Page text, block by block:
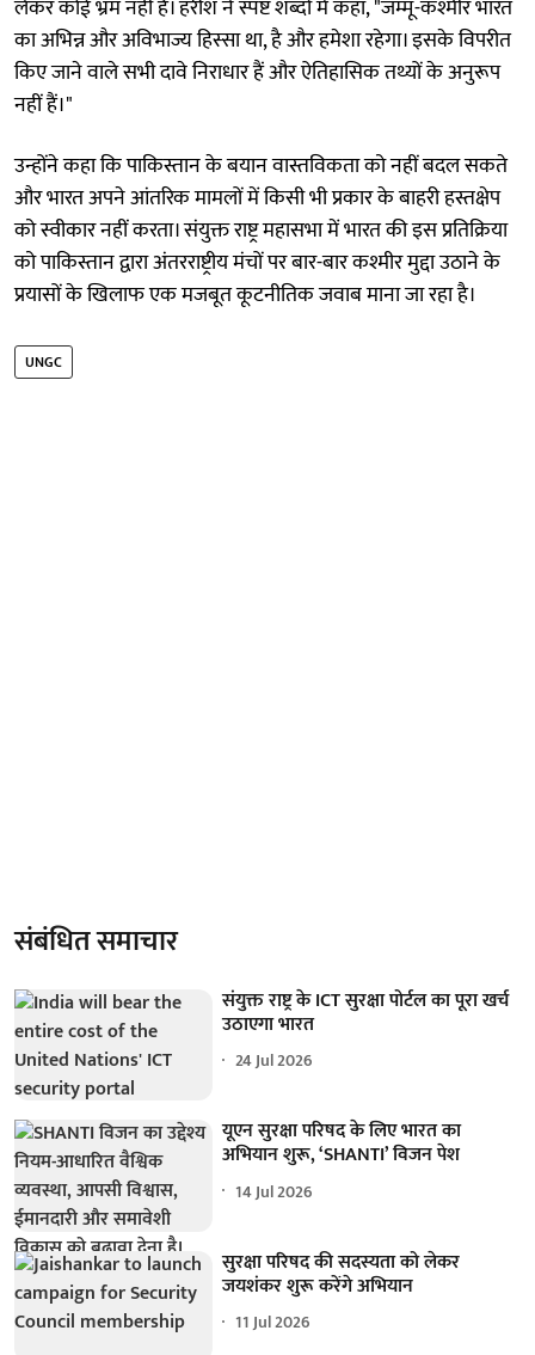
लेकर कोई भ्रम नहीं है। हरीश ने स्पष्ट शब्दों में कहा, "जम्मू-कश्मीर भारत
का अभिन्न और अविभाज्य हिस्सा था, है और हमेशा रहेगा। इसके विपरीत
किए जाने वाले सभी दावे निराधार हैं और ऐतिहासिक तथ्यों के अनुरूप
नहीं हैं।"
उन्होंने कहा कि पाकिस्तान के बयान वास्तविकता को नहीं बदल सकते
और भारत अपने आंतरिक मामलों में किसी भी प्रकार के बाहरी हस्तक्षेप
को स्वीकार नहीं करता। संयुक्त राष्ट्र महासभा में भारत की इस प्रतिक्रिया
को पाकिस्तान द्वारा अंतरराष्ट्रीय मंचों पर बार-बार कश्मीर मुद्दा उठाने के
प्रयासों के खिलाफ एक मजबूत कूटनीतिक जवाब माना जा रहा है।
UNGC
संबंधित समाचार
संयुक्त राष्ट्र के ICT सुरक्षा पोर्टल का पूरा खर्च
उठाएगा भारत
24 Jul 2026
यूएन सुरक्षा परिषद के लिए भारत का
अभियान शुरू, ‘SHANTI’ विजन पेश
14 Jul 2026
सुरक्षा परिषद की सदस्यता को लेकर
जयशंकर शुरू करेंगे अभियान
11 Jul 2026